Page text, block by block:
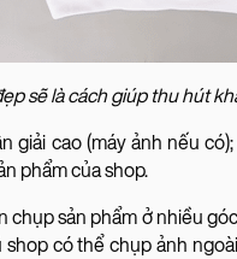
sẽ là cách giúp thu hút
giải cao (máy ảnh nếu
phẩm của shop.
chụp sản phẩm ở nhiều
có thể chụp ảnh